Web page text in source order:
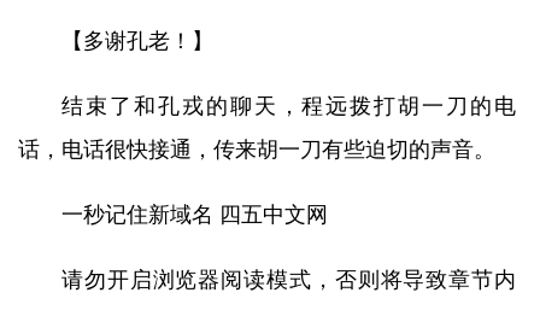
【多谢孔老！】
结束了和孔戎的聊天，程远拨打胡一刀的电
话，电话很快接通，传来胡一刀有些迫切的声音。
一秒记住新域名 四五中文网
请勿开启浏览器阅读模式，否则将导致章节内